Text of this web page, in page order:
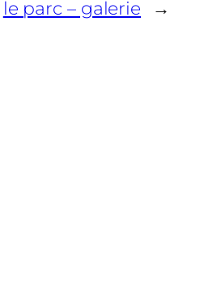
le parc – galerie →